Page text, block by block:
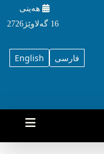
هه‌ینی
16 گه‌لاوێژ2726
English فارسی